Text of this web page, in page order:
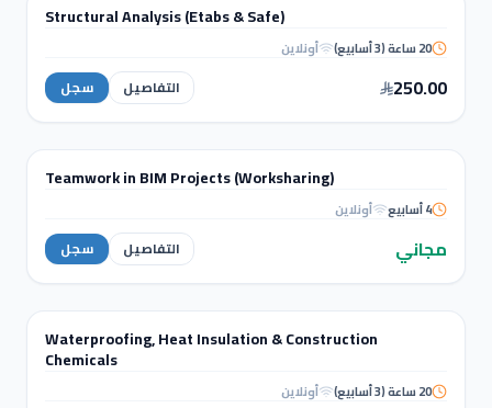
Structural Analysis (Etabs &
Structural Analysis (Etabs & Safe)
20 ساعة (3 أسابيع) أونلاين
250.00 التفاصيل سجل
Teamwork in BIM Projects
WORKSHOPS
Teamwork in BIM Projects (Worksharing)
4 أسابيع أونلاين
مجاني التفاصيل سجل
Waterproofing, Heat Insulation & Construction
Chemicals
دورة تدريبية
STRUCTURAL ANALYSIS
Waterproofing, Heat Insulation & Construction
Chemicals
20 ساعة (3 أسابيع) أونلاين